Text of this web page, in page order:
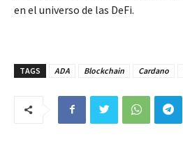
en el universo de las DeFi.
TAGS ADA Blockchain Cardano